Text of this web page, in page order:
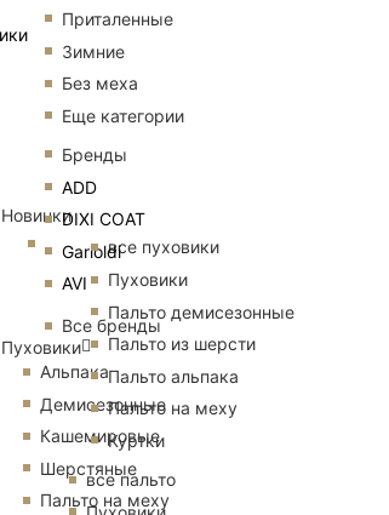
Приталенные
Зимние
Без меха
Еще категории
Бренды
ADD
DIXI COAT
Garioldi
AVI
Все бренды
Альпака
Демисезонные
Кашемировые
Шерстяные
Пальто на меху
Новинки
Пуховики
все пуховики
Пуховики
Пальто демисезонные
Пальто из шерсти
Пальто альпака
Пальто на меху
Куртки
все пальто